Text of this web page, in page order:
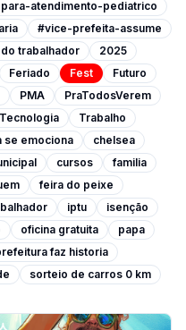
atendimento-pediatrico
#vice-prefeita-assume
do trabalhador
2025
Feriado Fest
Futuro
PMA
PraTodosVerem
Tecnologia
Trabalho
se emociona
chelsea
cursos
familia
feira do peixe
iptu
isenção
oficina gratuita
papa
faz historia
sorteio de carros 0 km